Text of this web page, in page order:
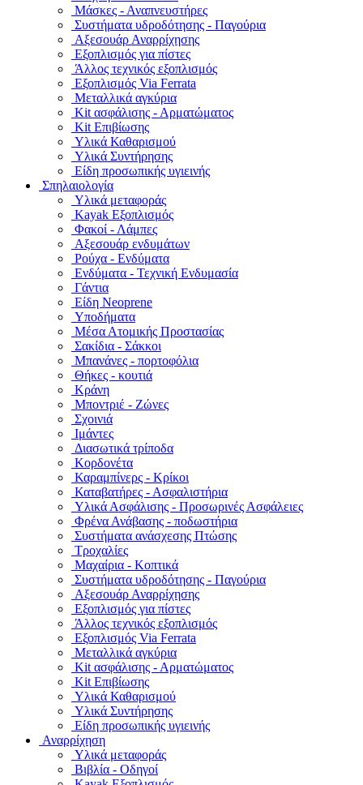
Μάσκες - Αναπνευστήρες
Συστήματα υδροδότησης - Παγούρια
Αξεσουάρ Αναρρίχησης
Εξοπλισμός για πίστες
Άλλος τεχνικός εξοπλισμός
Εξοπλισμός Via Ferrata
Μεταλλικά αγκύρια
Kit ασφάλισης - Αρματώματος
Kit Επιβίωσης
Υλικά Καθαρισμού
Υλικά Συντήρησης
Είδη προσωπικής υγιεινής
Σπηλαιολογία
Υλικά μεταφοράς
Kayak Εξοπλισμός
Φακοί - Λάμπες
Αξεσουάρ ενδυμάτων
Ρούχα - Ενδύματα
Ενδύματα - Τεχνική Ενδυμασία
Γάντια
Είδη Neoprene
Υποδήματα
Μέσα Ατομικής Προστασίας
Σακίδια - Σάκκοι
Μπανάνες - πορτοφόλια
Θήκες - κουτιά
Κράνη
Μποντριέ - Ζώνες
Σχοινιά
Ιμάντες
Διασωτικά τρίποδα
Κορδονέτα
Καραμπίνερς - Κρίκοι
Καταβατήρες - Ασφαλιστήρια
Υλικά Ασφάλισης - Προσωρινές Ασφάλειες
Φρένα Ανάβασης - ποδωστήρια
Συστήματα ανάσχεσης Πτώσης
Τροχαλίες
Μαχαίρια - Κοπτικά
Συστήματα υδροδότησης - Παγούρια
Αξεσουάρ Αναρρίχησης
Εξοπλισμός για πίστες
Άλλος τεχνικός εξοπλισμός
Εξοπλισμός Via Ferrata
Μεταλλικά αγκύρια
Kit ασφάλισης - Αρματώματος
Kit Επιβίωσης
Υλικά Καθαρισμού
Υλικά Συντήρησης
Είδη προσωπικής υγιεινής
Αναρρίχηση
Υλικά μεταφοράς
Βιβλία - Οδηγοί